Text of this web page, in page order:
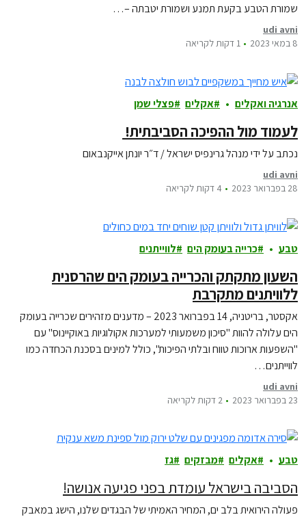
שמורת הטבע בקעת תמנע ושמורת יטבתה –…
udi avni
8 במאי 2023
1 דקות לקריאה
אנרגיה ואקלים אקלים פצלי שמן
לעמוד מול ההפיכה הסביבתית!
נכתב על ידי מנהל גרינפיס ישראל / ד״ר יונתן אייקנבאום
udi avni
28 בפברואר 2023
4 דקות לקריאה
טבע כרייה בעומק הים לווייתנים
השעון מתקתק והכרייה בעומק הים שהרסנית
ללוויתנים מתקרבת
אקסטר, בריטניה, 14 בפברואר 2023 – מדענים מזהירים שכרייה בעומק
הים עלולה להוות "סיכון משמעותי למערכות אקולוגיות באוקיינוס" עם
"השפעות ארוכות טווח ובלתי הפיכות", כולל למינים בסכנת הכחדה כמו
לווייתנים…
udi avni
23 בפברואר 2023
2 דקות לקריאה
טבע אקלים מבזקים גז
הסביבה בישראל עומדת בפני פגיעה אנושה!
פעולה הירואית בלב ים, המחיר האמיתי של הבגדים שלנו, הישג במאבק